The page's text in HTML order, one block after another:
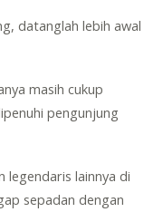
datanglah lebih awal
masih cukup
pengunjung
legendaris lainnya di
sepadan dengan